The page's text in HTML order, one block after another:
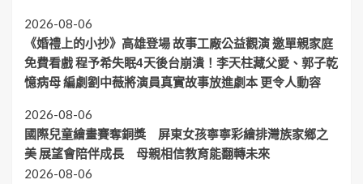
優
惠
齊
發
親
團
體、
平
日、
夜
親
子
房
2026-08-06
《婚禮上的小抄》高雄登場 故事工廠公益觀演 邀單親家庭
免費看戲 程予希失眠4天後台崩潰！李天柱藏父愛、郭子乾
憶病母 編劇劉中薇將演員真實故事放進劇本 更令人動容
2026-08-06
國際兒童繪畫賽奪銅獎 屏東女孩寧寧彩繪排灣族家鄉之
美 展望會陪伴成長 母親相信教育能翻轉未來
2026-08-06